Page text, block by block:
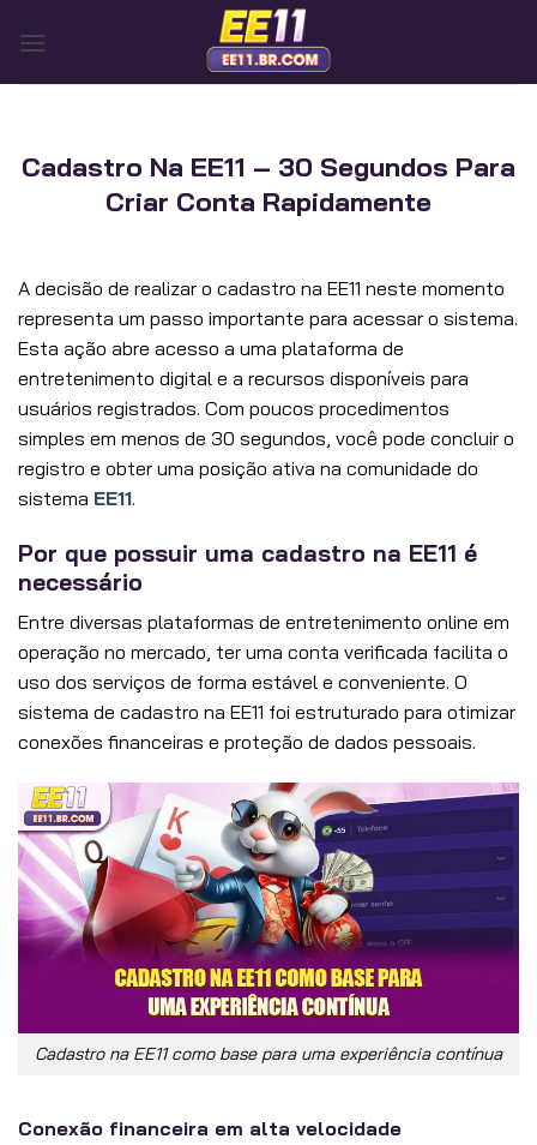
Cadastro Na EE11 – 30 Segundos Para
Criar Conta Rapidamente
A decisão de realizar o cadastro na EE11 neste momento
representa um passo importante para acessar o sistema.
Esta ação abre acesso a uma plataforma de
entretenimento digital e a recursos disponíveis para
usuários registrados. Com poucos procedimentos
simples em menos de 30 segundos, você pode concluir o
registro e obter uma posição ativa na comunidade do
sistema EE11.
Por que possuir uma cadastro na EE11 é
necessário
Entre diversas plataformas de entretenimento online em
operação no mercado, ter uma conta verificada facilita o
uso dos serviços de forma estável e conveniente. O
sistema de cadastro na EE11 foi estruturado para otimizar
conexões financeiras e proteção de dados pessoais.
Cadastro na EE11 como base para uma experiência contínua
Conexão financeira em alta velocidade